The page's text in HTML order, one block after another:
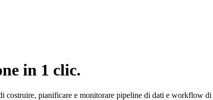
in 1 clic.
costruire, pianificare e monitorare pipeline di dati e workflow